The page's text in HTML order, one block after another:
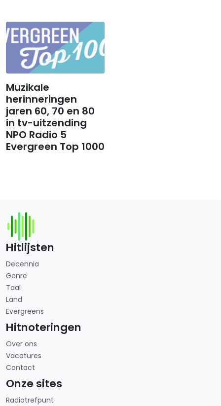
Muzikale
herinneringen
jaren 60, 70 en 80
in tv-uitzending
NPO Radio 5
Evergreen Top 1000
Hitlijsten
Decennia
Genre
Taal
Land
Evergreens
Hitnoteringen
Over ons
Vacatures
Contact
Onze sites
Radiotrefpunt